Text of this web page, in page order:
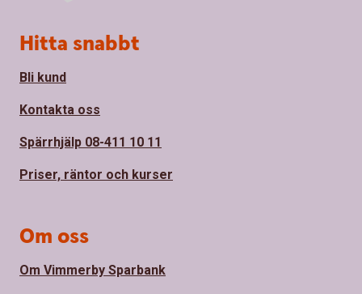
Sidfot
Hitta snabbt
Bli kund
Kontakta oss
Spärrhjälp 08-411 10 11
Priser, räntor och kurser
Om oss
Om Vimmerby Sparbank